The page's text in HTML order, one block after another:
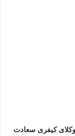
وکلای کیفری سعادت